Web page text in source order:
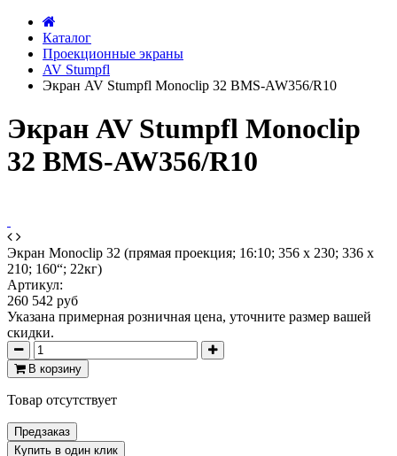
Каталог
Проекционные экраны
AV Stumpfl
Экран AV Stumpfl Monoclip 32 BMS-AW356/R10
Экран AV Stumpfl Monoclip
32 BMS-AW356/R10
Экран Monoclip 32 (прямая проекция; 16:10; 356 x 230; 336 x
210; 160“; 22кг)
Артикул:
260 542 руб
Указана примерная розничная цена, уточните размер вашей
скидки.
В корзину
Товар отсутствует
Предзаказ
Купить в один клик